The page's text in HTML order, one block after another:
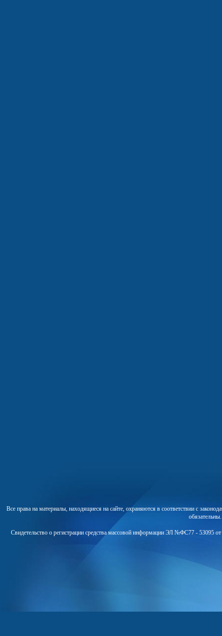
Все права на материалы, находящиеся на сайте, охраняются в соответствии с
Свидетельство о регистрации средства массовой информации ЭЛ №ФС77 - 53095